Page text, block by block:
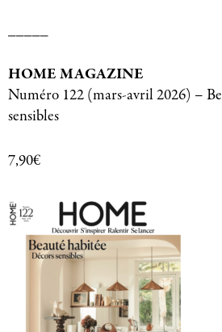
_____
HOME MAGAZINE
Numéro 122 (mars-avril 2026) –
sensibles
7,90€